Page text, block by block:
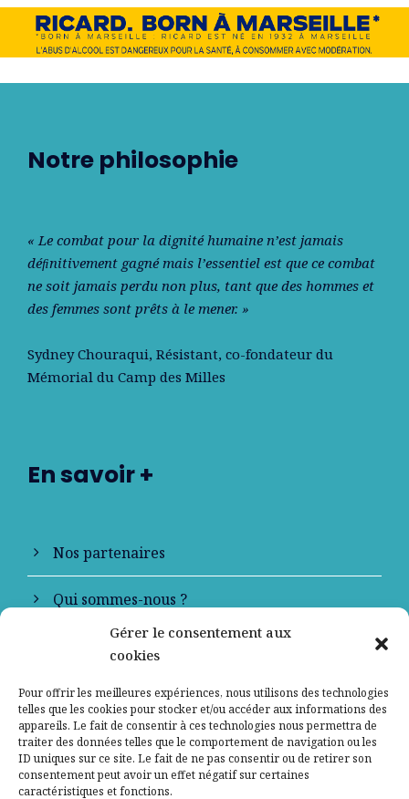
Gérer le consentement aux
cookies
Pour offrir les meilleures expériences, nous utilisons des technologies
telles que les cookies pour stocker et/ou accéder aux informations des
appareils. Le fait de consentir à ces technologies nous permettra de
traiter des données telles que le comportement de navigation ou les
ID uniques sur ce site. Le fait de ne pas consentir ou de retirer son
consentement peut avoir un effet négatif sur certaines
caractéristiques et fonctions.
Notre philosophie
« Le combat pour la dignité humaine n’est jamais
déﬁnitivement gagné mais l’essentiel est que ce combat
ne soit jamais perdu non plus, tant que des hommes et
des femmes sont prêts à le mener. »
Sydney Chouraqui, Résistant, co-fondateur du
Mémorial du Camp des Milles
En savoir +
Nos partenaires
Qui sommes-nous ?
Contactez-nous
Mentions légales
Politique de confidentialité